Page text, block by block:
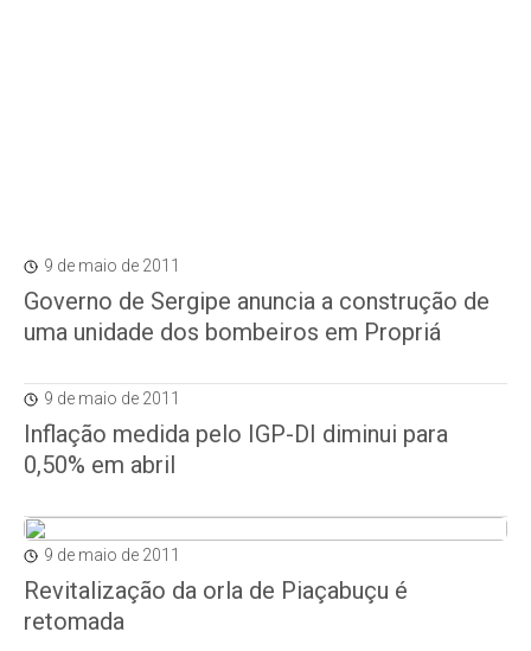
9 de maio de 2011
Governo de Sergipe anuncia a construção de
uma unidade dos bombeiros em Propriá
9 de maio de 2011
Inflação medida pelo IGP-DI diminui para
0,50% em abril
9 de maio de 2011
Revitalização da orla de Piaçabuçu é
retomada